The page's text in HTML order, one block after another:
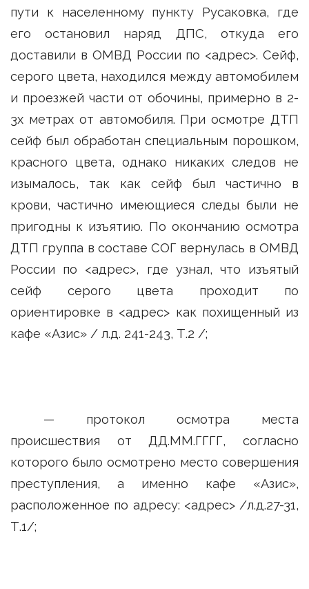
пути к населенному пункту Русаковка, где
его остановил наряд ДПС, откуда его
доставили в ОМВД России по <адрес>. Сейф,
серого цвета, находился между автомобилем
и проезжей части от обочины, примерно в 2-
3х метрах от автомобиля. При осмотре ДТП
сейф был обработан специальным порошком,
красного цвета, однако никаких следов не
изымалось, так как сейф был частично в
крови, частично имеющиеся следы были не
пригодны к изъятию. По окончанию осмотра
ДТП группа в составе СОГ вернулась в ОМВД
России по <адрес>, где узнал, что изъятый
сейф серого цвета проходит по
ориентировке в <адрес> как похищенный из
кафе «Азис» / л.д. 241-243, Т.2 /;
— протокол осмотра места
происшествия от ДД.ММ.ГГГГ, согласно
которого было осмотрено место совершения
преступления, а именно кафе «Азис»,
расположенное по адресу: <адрес> /л.д.27-31,
Т.1/;